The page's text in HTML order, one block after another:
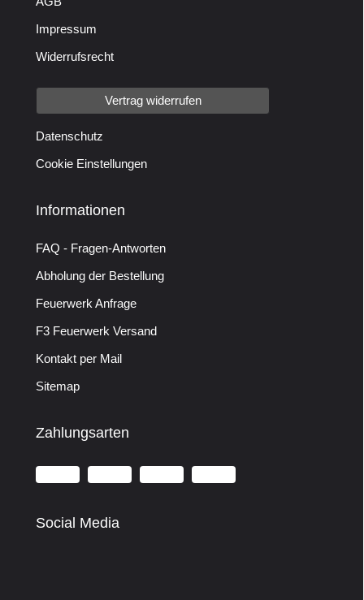
Impressum
Widerrufsrecht
Vertrag widerrufen
Datenschutz
Cookie Einstellungen
Informationen
FAQ - Fragen-Antworten
Abholung der Bestellung
Feuerwerk Anfrage
F3 Feuerwerk Versand
Kontakt per Mail
Sitemap
Zahlungsarten
Social Media